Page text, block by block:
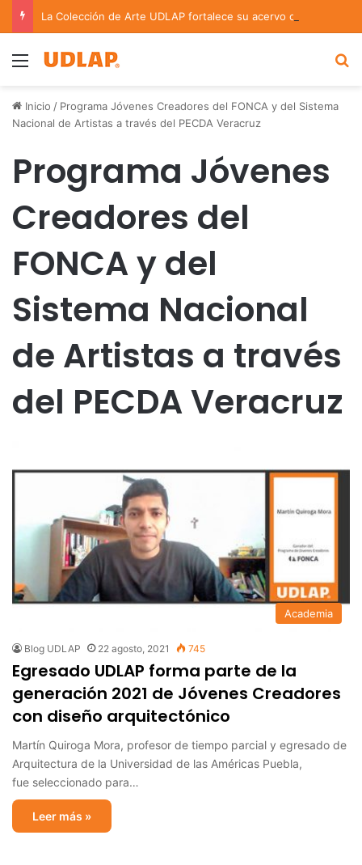
Menu
Inicio / Programa Jóvenes Creadores del FONCA y del Sistema
Nacional de Artistas a través del PECDA Veracruz
Programa Jóvenes
Creadores del
FONCA y del
Sistema Nacional
de Artistas a través
del PECDA Veracruz
Academia
Blog UDLAP 22 agosto, 2021 745
Egresado UDLAP forma parte de la
generación 2021 de Jóvenes Creadores
con diseño arquitectónico
Martín Quiroga Mora, profesor de tiempo parcial y egresado de
Arquitectura de la Universidad de las Américas Puebla,
fue seleccionado para…
Leer más »